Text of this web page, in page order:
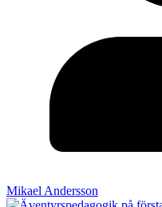
Mikael Andersson